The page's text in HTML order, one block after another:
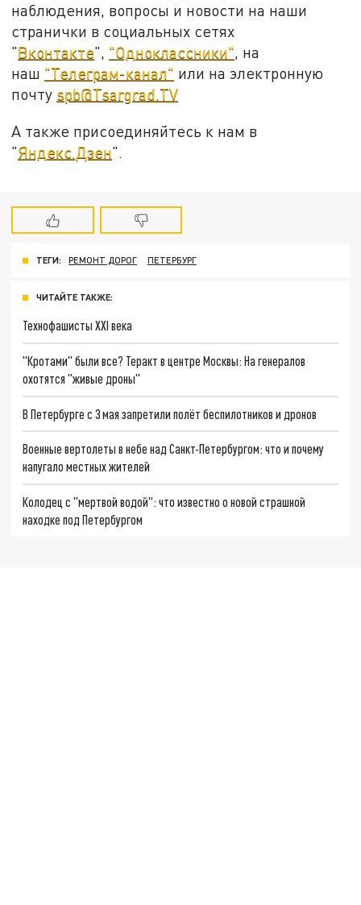
наблюдения, вопросы и новости на наши
странички в социальных сетях
"Вконтакте", "Одноклассники", на
наш "Телеграм-канал" или на электронную
почту spb@Tsargrad.TV
А также присоединяйтесь к нам в
"Яндекс.Дзен".
ТЕГИ: РЕМОНТ ДОРОГ ПЕТЕРБУРГ
ЧИТАЙТЕ ТАКЖЕ:
Технофашисты XXI века
"Кротами" были все? Теракт в центре Москвы: На генералов
охотятся "живые дроны"
В Петербурге с 3 мая запретили полёт беспилотников и дронов
Военные вертолеты в небе над Санкт-Петербургом: что и почему
напугало местных жителей
Колодец с "мертвой водой": что известно о новой страшной
находке под Петербургом